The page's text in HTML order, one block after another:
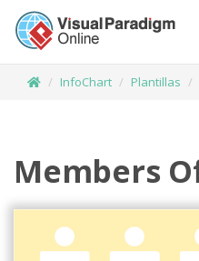
InfoChart Plantillas
Members